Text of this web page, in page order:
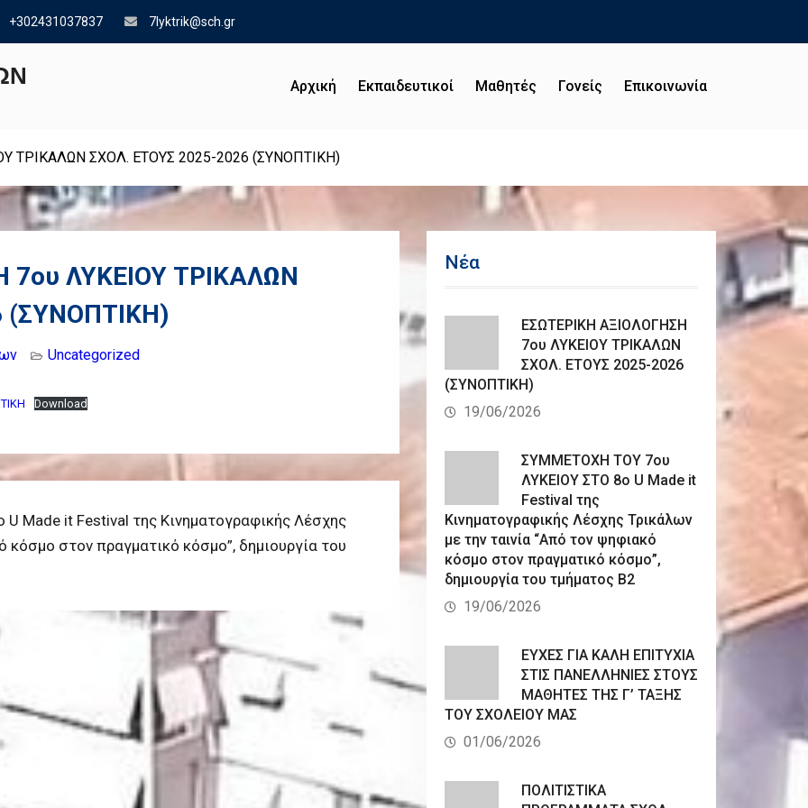
+302431037837 7lyktrik@sch.gr
Αρχική Εκπαιδευτικοί Μαθητές Γονείς Επικοινωνία
ΤΡΙΚΑΛΩΝ ΣΧΟΛ. ΕΤΟΥΣ 2025-2026 (ΣΥΝΟΠΤΙΚΗ)
7ου ΛΥΚΕΙΟΥ ΤΡΙΚΑΛΩΝ
(ΣΥΝΟΠΤΙΚΗ)
Uncategorized
Download
it Festival της Κινηματογραφικής Λέσχης
κόσμο στον πραγματικό κόσμο”, δημιουργία του
Νέα
ΕΣΩΤΕΡΙΚΗ ΑΞΙΟΛΟΓΗΣΗ
7ου ΛΥΚΕΙΟΥ ΤΡΙΚΑΛΩΝ
ΣΧΟΛ. ΕΤΟΥΣ 2025-2026
(ΣΥΝΟΠΤΙΚΗ)
19/06/2026
ΣΥΜΜΕΤΟΧΗ ΤΟΥ 7ου
ΛΥΚΕΙΟΥ ΣΤΟ 8ο U Made it
Festival της
Κινηματογραφικής Λέσχης Τρικάλων
με την ταινία “Από τον ψηφιακό
κόσμο στον πραγματικό κόσμο”,
δημιουργία του τμήματος Β2
19/06/2026
ΕΥΧΕΣ ΓΙΑ ΚΑΛΗ ΕΠΙΤΥΧΙΑ
ΣΤΙΣ ΠΑΝΕΛΛΗΝΙΕΣ ΣΤΟΥΣ
ΜΑΘΗΤΕΣ ΤΗΣ Γ’ ΤΑΞΗΣ
ΤΟΥ ΣΧΟΛΕΙΟΥ ΜΑΣ
01/06/2026
ΠΟΛΙΤΙΣΤΙΚΑ